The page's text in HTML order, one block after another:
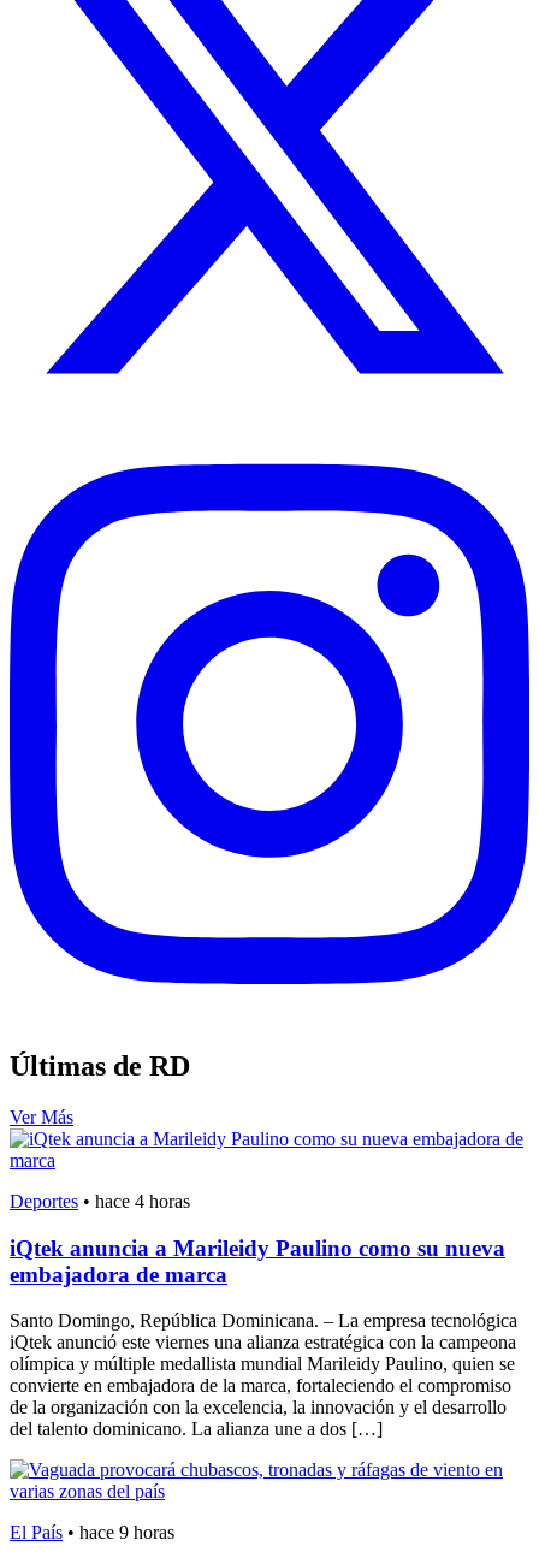
Últimas de RD
Ver Más
Deportes • hace 4 horas
iQtek anuncia a Marileidy Paulino como su nueva
embajadora de marca
Santo Domingo, República Dominicana. – La empresa tecnológica
iQtek anunció este viernes una alianza estratégica con la campeona
olímpica y múltiple medallista mundial Marileidy Paulino, quien se
convierte en embajadora de la marca, fortaleciendo el compromiso
de la organización con la excelencia, la innovación y el desarrollo
del talento dominicano. La alianza une a dos […]
El País • hace 9 horas